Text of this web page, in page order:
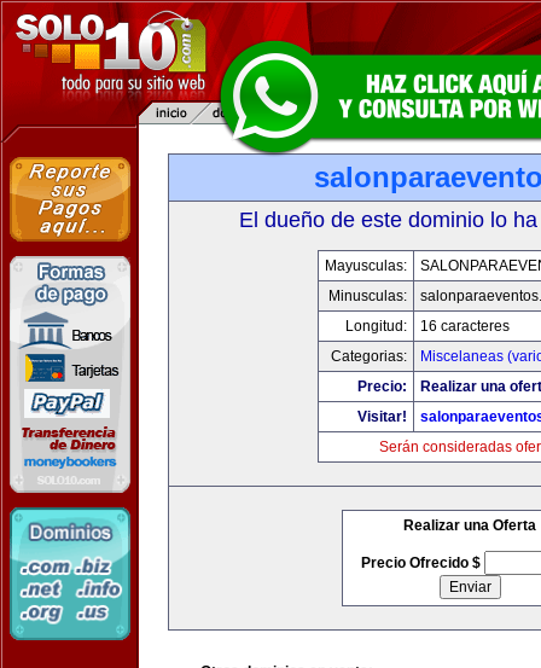
El dueño de este dominio lo
Mayusculas:
Minusculas:
Longitud:
16 caracteres
Categorias:
Miscelaneas
Precio:
Realizar una
Visitar!
Serán consideradas
Realizar una Oferta
Precio Ofrecido $